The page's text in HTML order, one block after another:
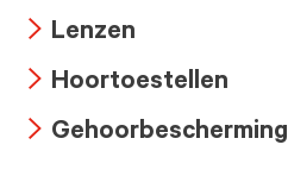
icon
icon
Lenzen
icon
Hoortoestellen
Gehoorbescherming